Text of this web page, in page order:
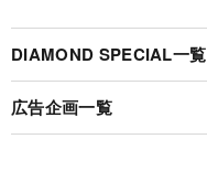
DIAMOND SPECIAL一覧
広告企画一覧